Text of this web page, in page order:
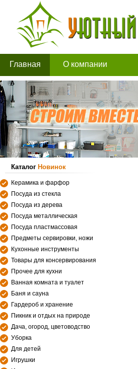
Главная О компании
Каталог Новинок
Керамика и фарфор
Посуда из стекла
Посуда из дерева
Посуда металлическая
Посуда пластмассовая
Предметы сервировки, ножи
Кухонные инструменты
Товары для консервирования
Прочее для кухни
Ванная комната и туалет
Баня и сауна
Гардероб и хранение
Пикник и отдых на природе
Дача, огород, цветоводство
Уборка
Для детей
Игрушки